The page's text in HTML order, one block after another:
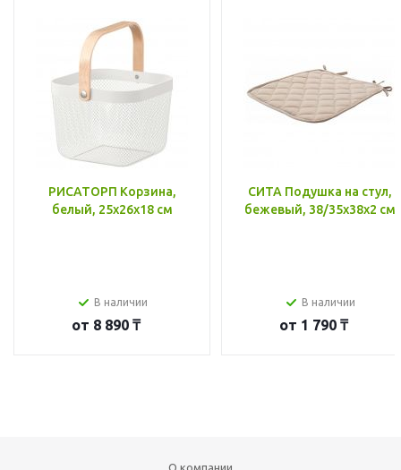
РИСАТОРП Корзина,
белый, 25x26x18 см
В наличии
от 8 890 ₸
СИТА Подушка на стул,
бежевый, 38/35x38x2 см
В наличии
от 1 790 ₸
О компании